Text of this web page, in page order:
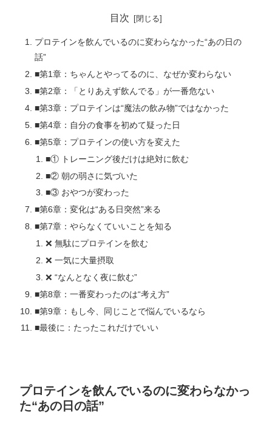
目次
プロテインを飲んでいるのに変わらなかった“あの日の
話”
■第1章：ちゃんとやってるのに、なぜか変わらない
■第2章：「とりあえず飲んでる」が一番危ない
■第3章：プロテインは“魔法の飲み物”ではなかった
■第4章：自分の食事を初めて疑った日
■第5章：プロテインの使い方を変えた
■① トレーニング後だけは絶対に飲む
■② 朝の弱さに気づいた
■③ おやつが変わった
■第6章：変化は“ある日突然”来る
■第7章：やらなくていいことを知る
❌ 無駄にプロテインを飲む
❌ 一気に大量摂取
❌ “なんとなく夜に飲む”
■第8章：一番変わったのは“考え方”
■第9章：もし今、同じことで悩んでいるなら
■最後に：たったこれだけでいい
プロテインを飲んでいるのに変わらなかっ
た“あの日の話”